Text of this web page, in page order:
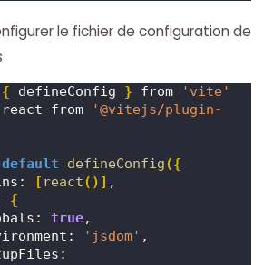
le fichier de configuration de
{ defineConfig } from
'vite'
react from
'@vitejs/plugin-
default defineConfig({
[ react( ) ] ,
{
true,
'jsdom' ,